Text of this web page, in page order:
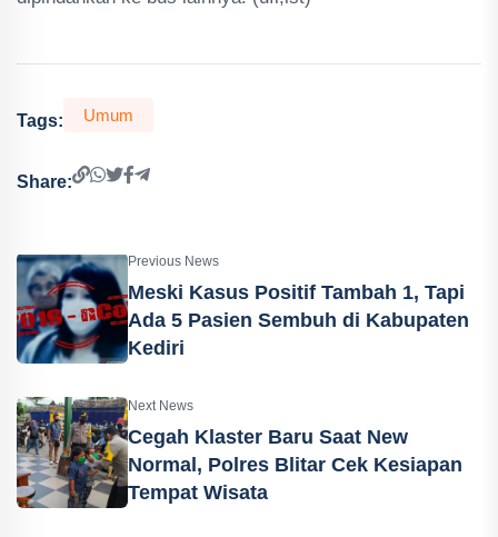
Tags: Umum
Share:
Previous News
Meski Kasus Positif Tambah 1, Tapi
Ada 5 Pasien Sembuh di Kabupaten
Kediri
Next News
Cegah Klaster Baru Saat New
Normal, Polres Blitar Cek Kesiapan
Tempat Wisata